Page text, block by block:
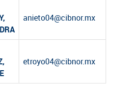
anieto04@cibnor.mx
etroyo04@cibnor.mx